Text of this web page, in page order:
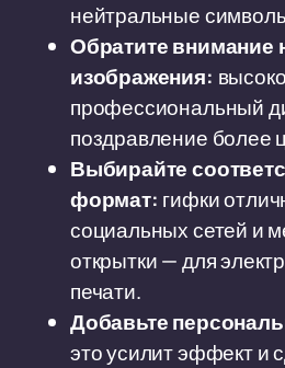
нейтральные
Обратите внимание
изображения:
профессиональный
поздравление более
Выбирайте
формат: гифки
социальных сетей и
открытки — для
печати.
Добавьте
это усилит эффект и